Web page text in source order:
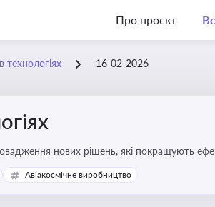
Про проєкт
технологіях 16-02-2026
нових рішень, які покращують
та його використання
Авіакосмічне виробництво